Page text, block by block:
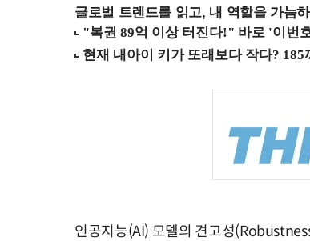
글로벌 트렌드를 읽고, 내 역할을 가늠
인공지능(AI) 모델의 견고성